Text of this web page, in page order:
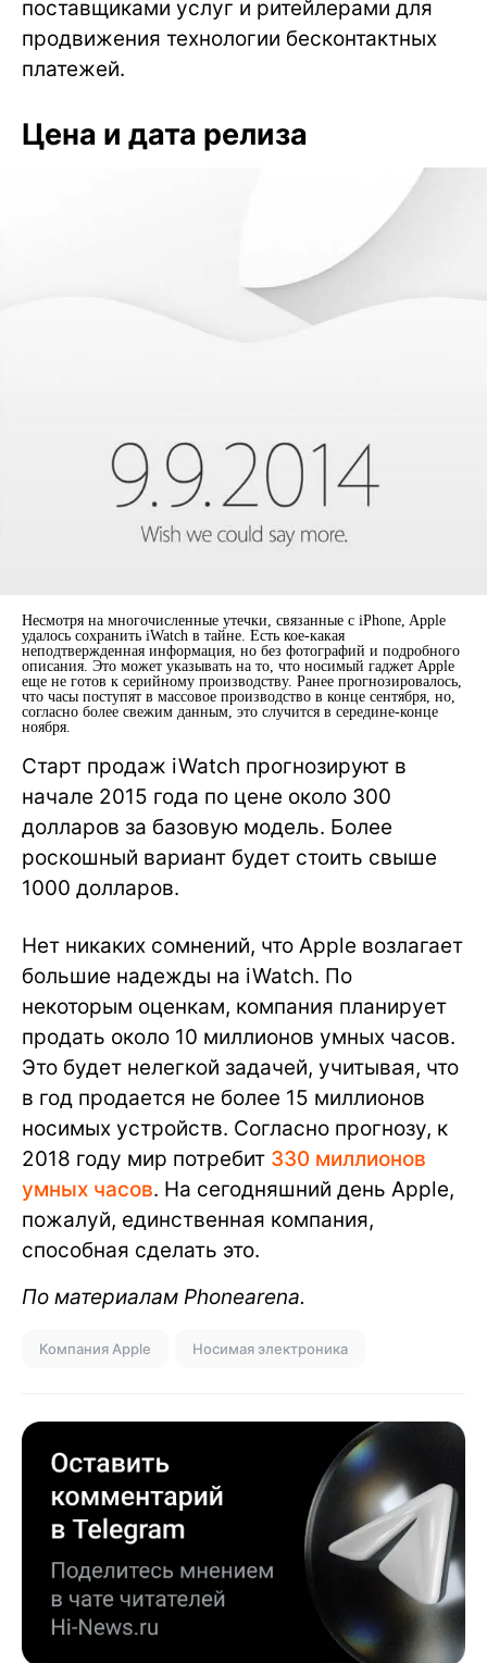
поставщиками услуг и ритейлерами для
продвижения технологии бесконтактных
платежей.
Цена и дата релиза
Несмотря на многочисленные утечки, связанные с iPhone, Apple
удалось сохранить iWatch в тайне. Есть кое-какая
неподтвержденная информация, но без фотографий и подробного
описания. Это может указывать на то, что носимый гаджет Apple
еще не готов к серийному производству. Ранее прогнозировалось,
что часы поступят в массовое производство в конце сентября, но,
согласно более свежим данным, это случится в середине-конце
ноября.
Старт продаж iWatch прогнозируют в
начале 2015 года по цене около 300
долларов за базовую модель. Более
роскошный вариант будет стоить свыше
1000 долларов.
Нет никаких сомнений, что Apple возлагает
большие надежды на iWatch. По
некоторым оценкам, компания планирует
продать около 10 миллионов умных часов.
Это будет нелегкой задачей, учитывая, что
в год продается не более 15 миллионов
носимых устройств. Согласно прогнозу, к
2018 году мир потребит 330 миллионов
умных часов. На сегодняшний день Apple,
пожалуй, единственная компания,
способная сделать это.
По материалам Phonearena.
Компания Apple Носимая электроника